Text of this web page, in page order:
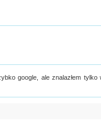
google, ale znalazłem tylko